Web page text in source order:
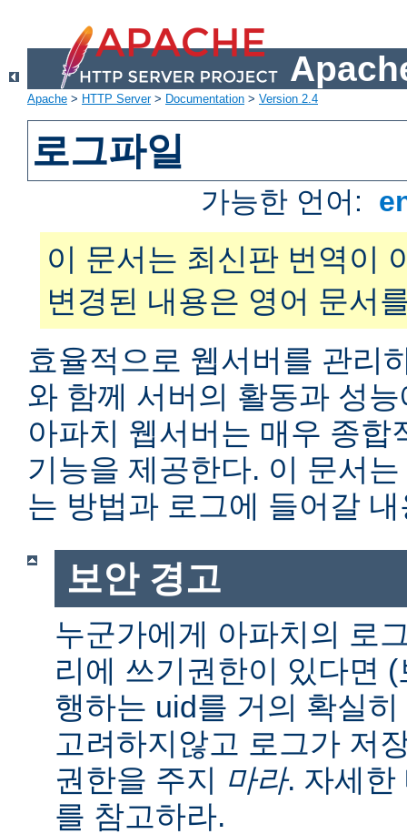
Apache > HTTP Server> Documentation > Version 2.4
로그파일
가능한 언어:
이 문서는 최신판 번역이
변경된 내용은 영어 문서
효율적으로 웹서버를 관리
와 함께 서버의 활동과 성
아파치 웹서버는 매우 종합
기능을 제공한다. 이 문서
는 방법과 로그에 들어갈
보안 경고
누군가에게 아파치의 로
리에 쓰기권한이 있다면
행하는 uid를 거의 확실
고려하지않고 로그가 저
권한을 주지 마라. 자세
를 참고하라.